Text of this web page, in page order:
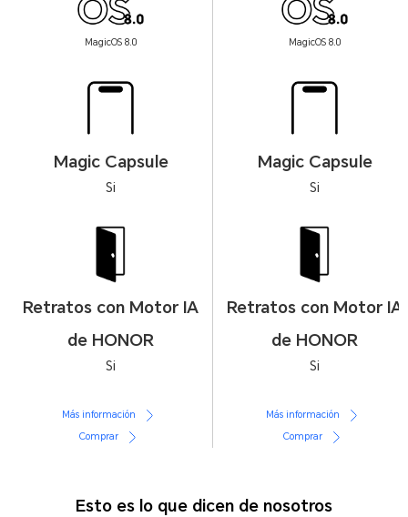
MagicOS 8.0 MagicOS 8.0
Magic Capsule
Si
Magic Capsule
Si
Retratos con Motor IA
de HONOR
Si
Retratos con Motor IA
de HONOR
Si
Más información
Comprar
Más información
Comprar
Esto es lo que dicen de nosotros